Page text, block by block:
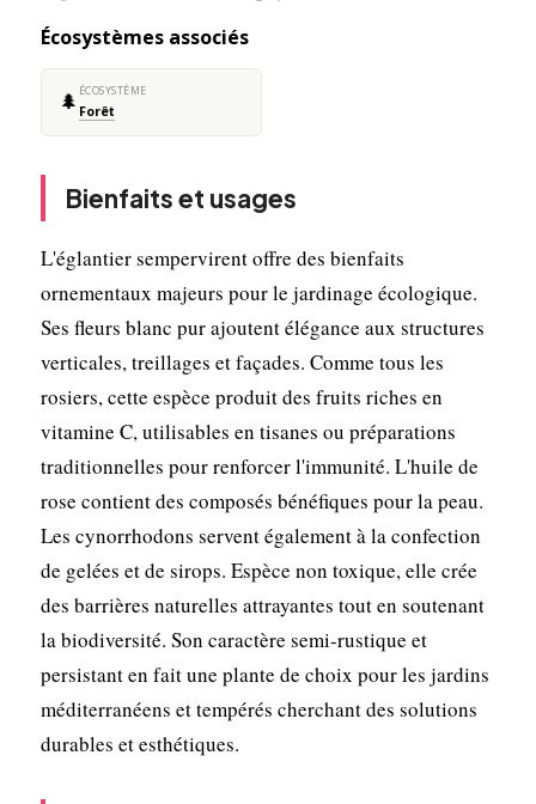
Écosystèmes associés
🌲 ÉCOSYSTÈME
Forêt
Bienfaits et usages
L'églantier sempervirent offre des bienfaits
ornementaux majeurs pour le jardinage écologique.
Ses fleurs blanc pur ajoutent élégance aux structures
verticales, treillages et façades. Comme tous les
rosiers, cette espèce produit des fruits riches en
vitamine C, utilisables en tisanes ou préparations
traditionnelles pour renforcer l'immunité. L'huile de
rose contient des composés bénéfiques pour la peau.
Les cynorrhodons servent également à la confection
de gelées et de sirops. Espèce non toxique, elle crée
des barrières naturelles attrayantes tout en soutenant
la biodiversité. Son caractère semi-rustique et
persistant en fait une plante de choix pour les jardins
méditerranéens et tempérés cherchant des solutions
durables et esthétiques.